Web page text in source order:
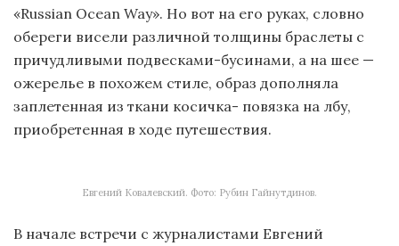
«Russian Ocean Way». Но вот на его руках, словно
обереги висели различной толщины браслеты с
причудливыми подвесками-бусинами, а на шее —
ожерелье в похожем стиле, образ дополняла
заплетенная из ткани косичка- повязка на лбу,
приобретенная в ходе путешествия.
Евгений Ковалевский. Фото: Рубин Гайнутдинов.
В начале встречи с журналистами Евгений